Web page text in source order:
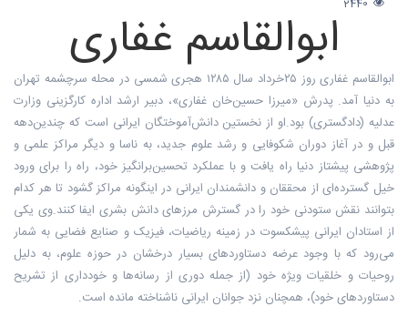
ابوالقاسم غفاری
ابوالقاسم غفاری روز ۲۵خرداد سال ۱۲۸۵ هجری شمسی در محله سرچشمه تهران
به دنیا آمد. پدرش «میرزا حسین‌خان غفاری»، دبیر ارشد اداره کارگزینی وزارت
عدلیه (دادگستری) بود.او از نخستین دانش‌آموختگان ایرانی است که چندین‌دهه
قبل و در آغاز دوران شکوفایی و رشد علوم جدید، به ناسا و دیگر مراکز علمی و
پژوهشی پیشتاز دنیا راه یافت و با عملکرد تحسین‌برانگیز خود، راه را برای ورود
خیل گسترده‌ای از محققان و دانشمندان ایرانی در اینگونه مراکز گشود تا هر کدام
بتوانند نقش ستودنی خود را در گسترش مرزهای دانش بشری ایفا کنند.وی یکی
از استادان ایرانی پیشکسوت‌ در زمینه ریاضیات، فیزیک و صنایع فضایی به شمار
می‌رود که با وجود عرضه دستاوردهای بسیار درخشان در حوزه علوم، به دلیل
روحیات و خلقیات ویژه خود (از جمله دوری از رسانه‌ها و خودداری از تشریح
دستاوردهای خود)، همچنان نزد جوانان ایرانی ناشناخته مانده است.